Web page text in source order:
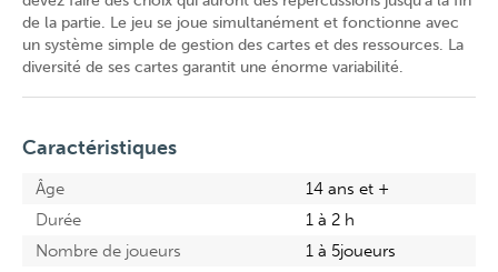
de la partie. Le jeu se joue simultanément et fonctionne avec
un système simple de gestion des cartes et des ressources. La
diversité de ses cartes garantit une énorme variabilité.
Caractéristiques
Âge
14 ans et +
Durée
1 à 2 h
Nombre de joueurs
1 à 5joueurs